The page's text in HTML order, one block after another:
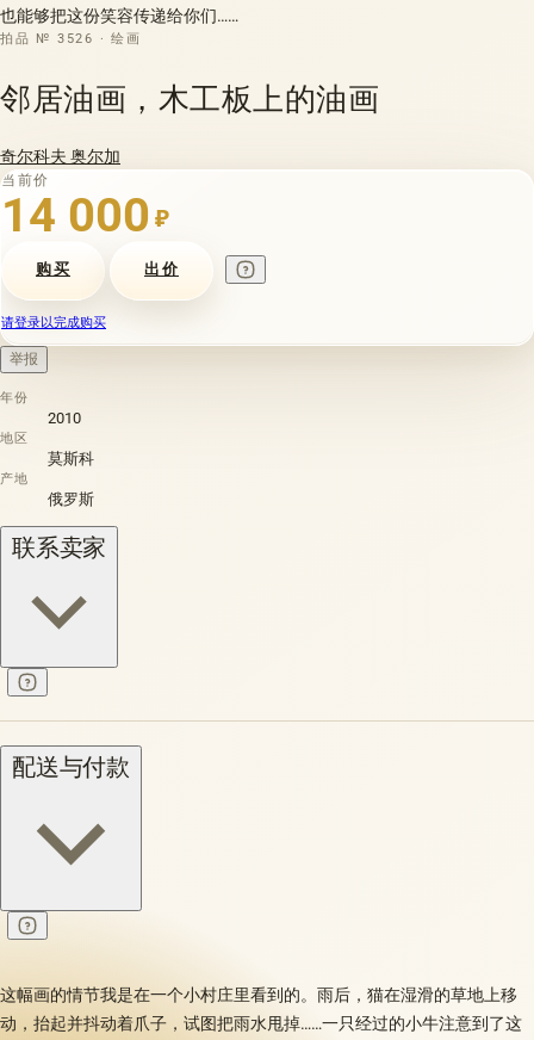
也能够把这份笑容传递给你们……
拍品 № 3526 · 绘画
邻居油画，木工板上的油画
奇尔科夫 奥尔加
当前价
14 000 ₽
购买 出价
请登录以完成购买
举报
年份
2010
地区
莫斯科
产地
俄罗斯
联系卖家
配送与付款
这幅画的情节我是在一个小村庄里看到的。雨后，猫在湿滑的草地上移
动，抬起并抖动着爪子，试图把雨水甩掉……一只经过的小牛注意到了这